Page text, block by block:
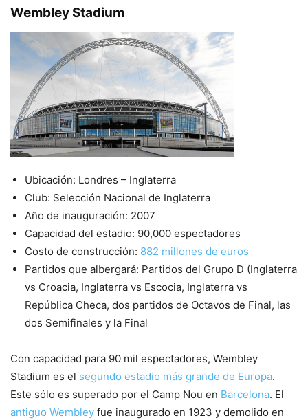
Wembley Stadium
Ubicación: Londres – Inglaterra
Club: Selección Nacional de Inglaterra
Año de inauguración: 2007
Capacidad del estadio: 90,000 espectadores
Costo de construcción: 882 millones de euros
Partidos que albergará: Partidos del Grupo D (Inglaterra
vs Croacia, Inglaterra vs Escocia, Inglaterra vs
República Checa, dos partidos de Octavos de Final, las
dos Semifinales y la Final
Con capacidad para 90 mil espectadores, Wembley
Stadium es el segundo estadio más grande de Europa.
Este sólo es superado por el Camp Nou en Barcelona. El
antiguo Wembley fue inaugurado en 1923 y demolido en